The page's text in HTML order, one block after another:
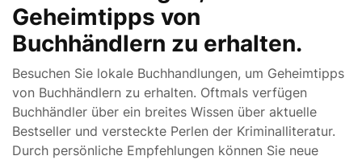
Geheimtipps von
Buchhändlern zu erhalten.
Besuchen Sie lokale Buchhandlungen, um Geheimtipps
von Buchhändlern zu erhalten. Oftmals verfügen
Buchhändler über ein breites Wissen über aktuelle
Bestseller und versteckte Perlen der Kriminalliteratur.
Durch persönliche Empfehlungen können Sie neue